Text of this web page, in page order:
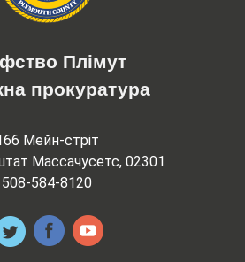
Плімут
прокуратура
Мейн-стріт
Массачусетс, 02301
508-584-8120